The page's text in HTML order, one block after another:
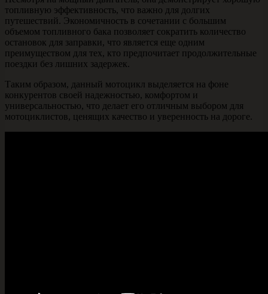
топливную эффективность, что важно для долгих
путешествий. Экономичность в сочетании с большим
объемом топливного бака позволяет сократить количество
остановок для заправки, что является еще одним
преимуществом для тех, кто предпочитает продолжительные
поездки без лишних задержек.
Таким образом, данный мотоцикл выделяется на фоне
конкурентов своей надежностью, комфортом и
универсальностью, что делает его отличным выбором для
мотоциклистов, ценящих качество и уверенность на дороге.